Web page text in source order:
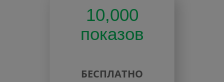
10,000
показов
БЕСПЛАТНО